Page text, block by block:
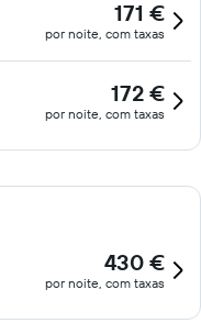
171 €
por noite, com taxas
172 €
por noite, com taxas
430 €
por noite, com taxas